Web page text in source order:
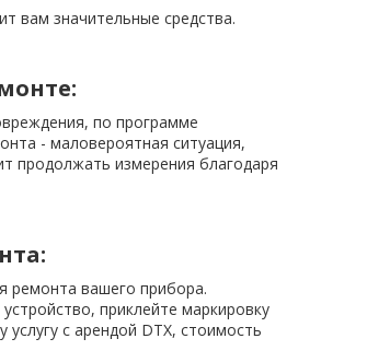
вам значительные средства.
по программе
- маловероятная ситуация,
продолжать измерения благодаря
ремонта вашего прибора.
приклейте маркировку
с арендой DTX, стоимость